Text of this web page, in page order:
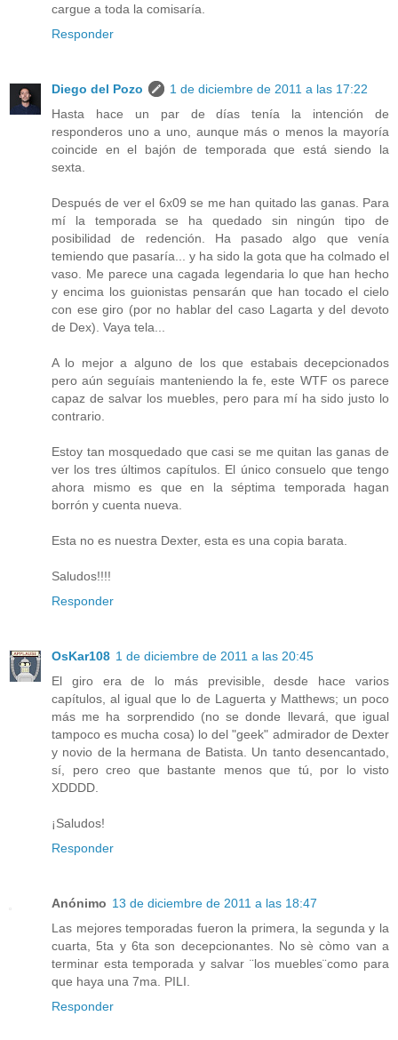
cargue a toda la comisaría.
Responder
Diego del Pozo
1 de diciembre de 2011 a las 17:22
Hasta hace un par de días tenía la intención de
responderos uno a uno, aunque más o menos la mayoría
coincide en el bajón de temporada que está siendo la
sexta.
Después de ver el 6x09 se me han quitado las ganas. Para
mí la temporada se ha quedado sin ningún tipo de
posibilidad de redención. Ha pasado algo que venía
temiendo que pasaría... y ha sido la gota que ha colmado el
vaso. Me parece una cagada legendaria lo que han hecho
y encima los guionistas pensarán que han tocado el cielo
con ese giro (por no hablar del caso Lagarta y del devoto
de Dex). Vaya tela...
A lo mejor a alguno de los que estabais decepcionados
pero aún seguíais manteniendo la fe, este WTF os parece
capaz de salvar los muebles, pero para mí ha sido justo lo
contrario.
Estoy tan mosquedado que casi se me quitan las ganas de
ver los tres últimos capítulos. El único consuelo que tengo
ahora mismo es que en la séptima temporada hagan
borrón y cuenta nueva.
Esta no es nuestra Dexter, esta es una copia barata.
Saludos!!!!
Responder
OsKar108 1 de diciembre de 2011 a las 20:45
El giro era de lo más previsible, desde hace varios
capítulos, al igual que lo de Laguerta y Matthews; un poco
más me ha sorprendido (no se donde llevará, que igual
tampoco es mucha cosa) lo del "geek" admirador de Dexter
y novio de la hermana de Batista. Un tanto desencantado,
sí, pero creo que bastante menos que tú, por lo visto
XDDDD.
¡Saludos!
Responder
Anónimo 13 de diciembre de 2011 a las 18:47
Las mejores temporadas fueron la primera, la segunda y la
cuarta, 5ta y 6ta son decepcionantes. No sè còmo van a
terminar esta temporada y salvar ¨los muebles¨como para
que haya una 7ma. PILI.
Responder